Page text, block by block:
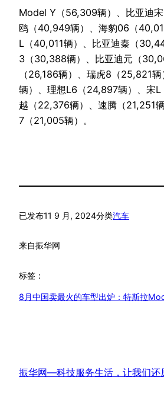
Model Y（56,309辆）、比亚迪
鸥（40,949辆）、海豹06（
L（40,011辆）、比亚迪秦（
3（30,388辆）、比亚迪元（
（26,186辆）、瑞虎8（25,821
辆）、理想L6（24,897辆）、宋
越（22,376辆）、速腾（21,251
7（21,005辆）。
已发布11 9 月, 2024分类汽车
来自振华网
标签：
8月中国卖最火的车型出炉：特斯拉
振华网—科技服务生活，让我们还